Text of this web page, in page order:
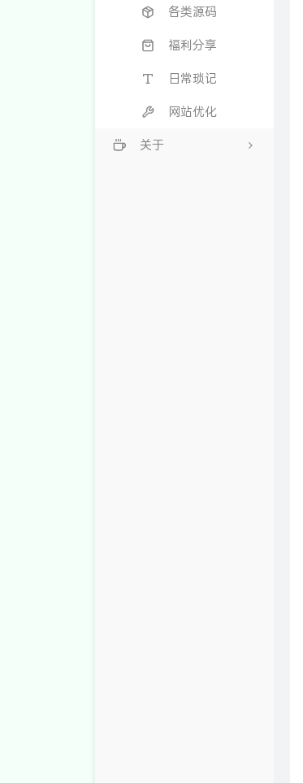
各类源码
福利分享
日常琐记
网站优化
关于